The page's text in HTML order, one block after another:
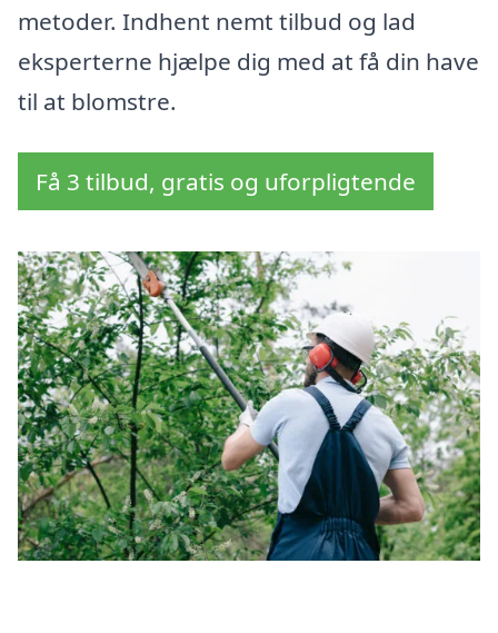
metoder. Indhent nemt tilbud og lad
eksperterne hjælpe dig med at få din have
til at blomstre.
Få 3 tilbud, gratis og uforpligtende